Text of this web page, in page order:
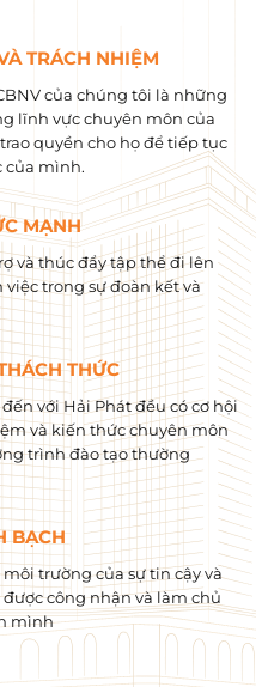
TRÁCH NHIỆM
của chúng tôi là những
lĩnh vực chuyên môn của
quyền cho họ để tiếp tục
của mình.
MẠNH
và thúc đẩy tập thể đi lên
trong sự đoàn kết và
THỨC
với Hải Phát đều có cơ hội
và kiến ​​thức chuyên môn
trình đào tạo thường
BẠCH
trường của sự tin cậy và
công nhận và làm chủ
mình